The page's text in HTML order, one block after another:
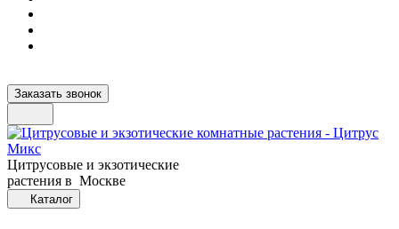
Заказать звонок
Цитрусовые и экзотические
растения в Москве
Каталог